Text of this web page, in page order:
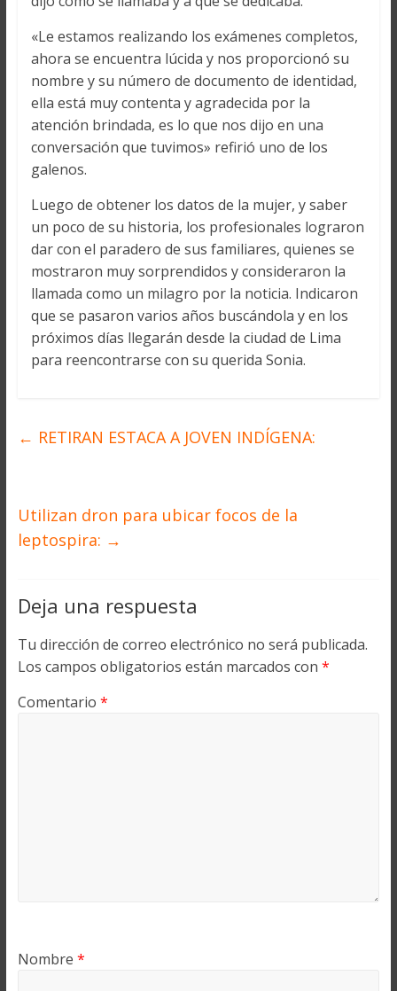
«Le estamos realizando los exámenes completos,
ahora se encuentra lúcida y nos proporcionó su
nombre y su número de documento de identidad,
ella está muy contenta y agradecida por la
atención brindada, es lo que nos dijo en una
conversación que tuvimos» refirió uno de los
galenos.
Luego de obtener los datos de la mujer, y saber
un poco de su historia, los profesionales lograron
dar con el paradero de sus familiares, quienes se
mostraron muy sorprendidos y consideraron la
llamada como un milagro por la noticia. Indicaron
que se pasaron varios años buscándola y en los
próximos días llegarán desde la ciudad de Lima
para reencontrarse con su querida Sonia.
← RETIRAN ESTACA A JOVEN INDÍGENA:
Utilizan dron para ubicar focos de la
leptospira: →
Deja una respuesta
Tu dirección de correo electrónico no será publicada.
Los campos obligatorios están marcados con *
Comentario *
Nombre *